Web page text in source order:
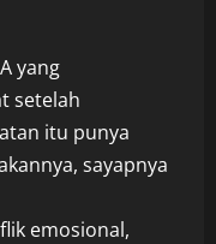
yang
setelah
itu punya
sayapnya
emosional,